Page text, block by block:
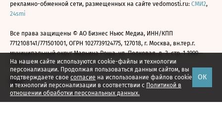
На нашем сайте используются cookie-файлы и технологии
персонализации. Продолжая пользоваться данным сайтом, вы
подтверждаете свое согласие на использование файлов cookie
и технологий персонализации в соответствии с Политикой в
отношении обработки персональных данных.
ОК
рекламно-обменной сети, размещенных на сайте vedomosti.ru: СМИ2,
24smi
Все права защищены © АО Бизнес Ньюс Медиа, ИНН/КПП
7712108141/771501001, ОГРН 1027739124775, 127018, г. Москва, вн.тер.г.
муниципальный округ Марьина Роща, ул. Полковая, д. 3, стр. 1 1999—
2026